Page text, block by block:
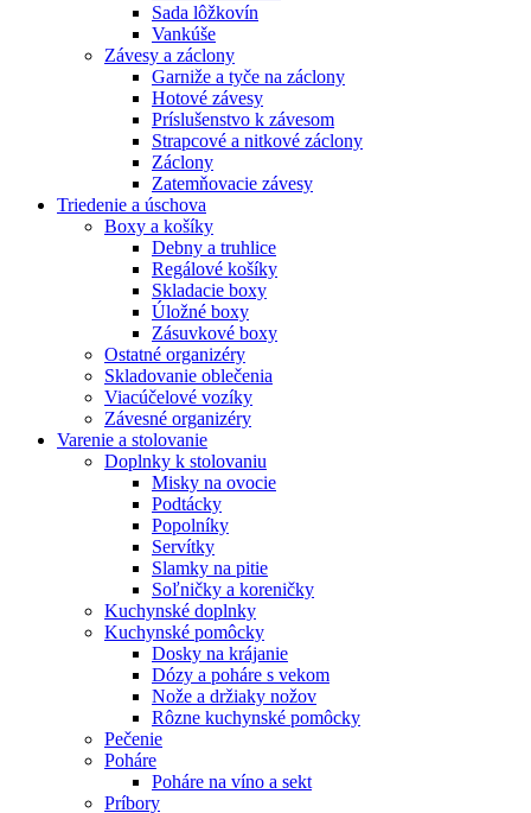
Sada lôžkovín
Vankúše
Závesy a záclony
Garniže a tyče na záclony
Hotové závesy
Príslušenstvo k závesom
Strapcové a nitkové záclony
Záclony
Zatemňovacie závesy
Triedenie a úschova
Boxy a košíky
Debny a truhlice
Regálové košíky
Skladacie boxy
Úložné boxy
Zásuvkové boxy
Ostatné organizéry
Skladovanie oblečenia
Viacúčelové vozíky
Závesné organizéry
Varenie a stolovanie
Doplnky k stolovaniu
Misky na ovocie
Podtácky
Popolníky
Servítky
Slamky na pitie
Soľničky a koreničky
Kuchynské doplnky
Kuchynské pomôcky
Dosky na krájanie
Dózy a poháre s vekom
Nože a držiaky nožov
Rôzne kuchynské pomôcky
Pečenie
Poháre
Poháre na víno a sekt
Príbory